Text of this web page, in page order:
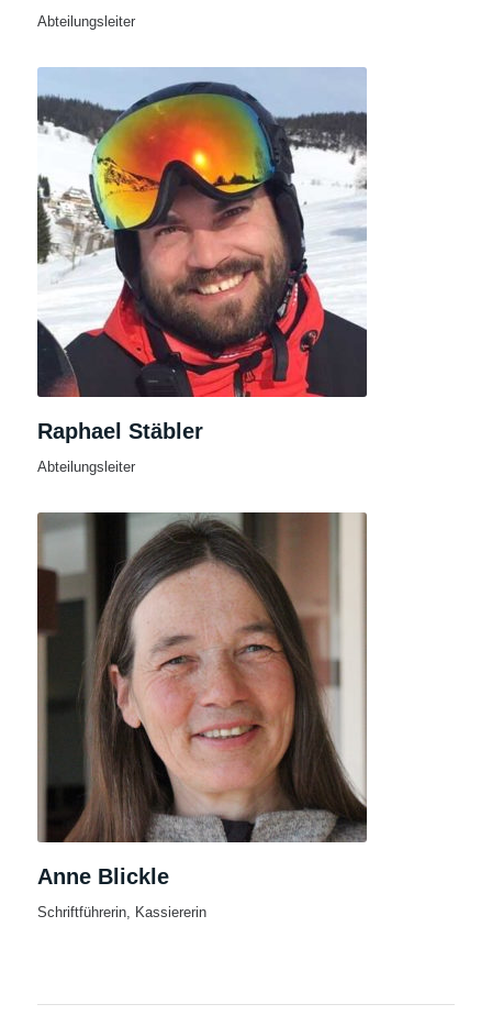
Abteilungsleiter
Raphael Stäbler
Abteilungsleiter
Anne Blickle
Schriftführerin, Kassiererin